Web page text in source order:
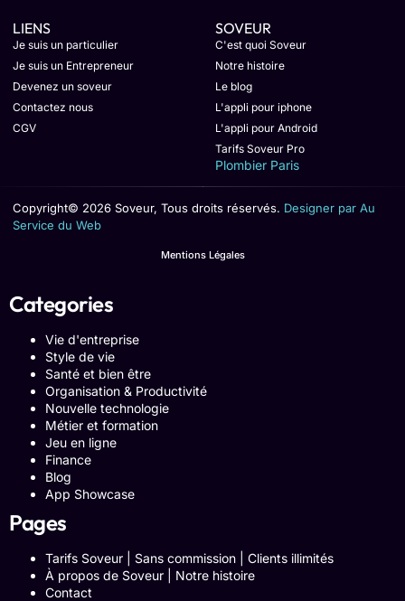
LIENS
Je suis un particulier
Je suis un Entrepreneur
Devenez un soveur
Contactez nous
CGV
SOVEUR
C'est quoi Soveur
Notre histoire
Le blog
L'appli pour iphone
L'appli pour Android
Tarifs Soveur Pro
Plombier Paris
Copyright© 2026 Soveur, Tous droits réservés. Designer par Au
Service du Web
Mentions Légales
Categories
Vie d'entreprise
Style de vie
Santé et bien être
Organisation & Productivité
Nouvelle technologie
Métier et formation
Jeu en ligne
Finance
Blog
App Showcase
Pages
Tarifs Soveur | Sans commission | Clients illimités
À propos de Soveur | Notre histoire
Contact